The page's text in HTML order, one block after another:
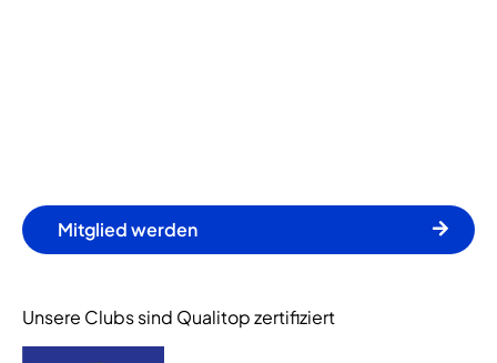
Mitglied werden
Unsere Clubs sind Qualitop zertifiziert